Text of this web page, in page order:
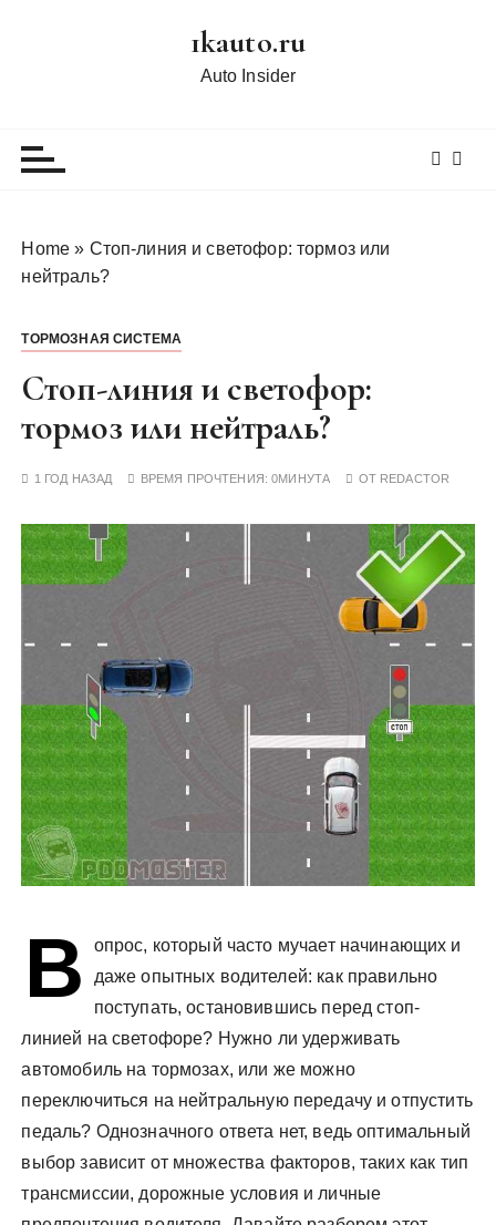
1kauto.ru
Auto Insider
Home » Стоп-линия и светофор: тормоз или
нейтраль?
ТОРМОЗНАЯ СИСТЕМА
Стоп-линия и светофор:
тормоз или нейтраль?
1 ГОД НАЗАД ВРЕМЯ ПРОЧТЕНИЯ:0МИНУТА ОТ REDACTOR
В
опрос, который часто мучает начинающих и
даже опытных водителей: как правильно
поступать, остановившись перед стоп-
линией на светофоре? Нужно ли удерживать
автомобиль на тормозах, или же можно
переключиться на нейтральную передачу и отпустить
педаль? Однозначного ответа нет, ведь оптимальный
выбор зависит от множества факторов, таких как тип
трансмиссии, дорожные условия и личные